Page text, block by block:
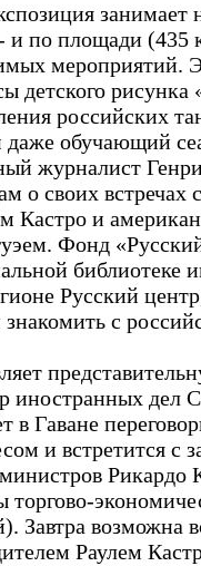
занимает
и по площади (435
мероприятий.
детского
российских
даже обучающий
журналист
о своих встречах
Кастро и
Фонд
библиотеке
Русский
с
иностранных дел
в Гаване
и встретится с
Рикардо
торгово-
Завтра возможна
Раулем